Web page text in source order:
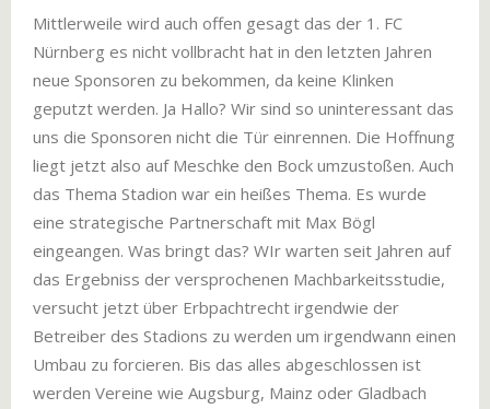
Mittlerweile wird auch offen gesagt das der 1. FC
Nürnberg es nicht vollbracht hat in den letzten Jahren
neue Sponsoren zu bekommen, da keine Klinken
geputzt werden. Ja Hallo? Wir sind so uninteressant das
uns die Sponsoren nicht die Tür einrennen. Die Hoffnung
liegt jetzt also auf Meschke den Bock umzustoßen. Auch
das Thema Stadion war ein heißes Thema. Es wurde
eine strategische Partnerschaft mit Max Bögl
eingeangen. Was bringt das? WIr warten seit Jahren auf
das Ergebniss der versprochenen Machbarkeitsstudie,
versucht jetzt über Erbpachtrecht irgendwie der
Betreiber des Stadions zu werden um irgendwann einen
Umbau zu forcieren. Bis das alles abgeschlossen ist
werden Vereine wie Augsburg, Mainz oder Gladbach